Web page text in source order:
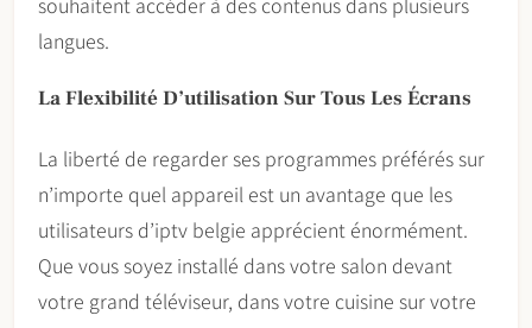
langues.
La Flexibilité D’utilisation Sur Tous Les Écrans
La liberté de regarder ses programmes préférés sur
n’importe quel appareil est un avantage que les
utilisateurs d’iptv belgie apprécient énormément.
Que vous soyez installé dans votre salon devant
votre grand téléviseur, dans votre cuisine sur votre